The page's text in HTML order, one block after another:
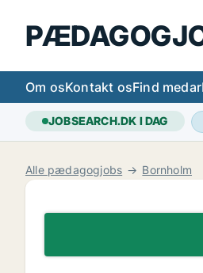
Om osKontakt osFind
JOBSEARCH.DK I DAG
Alle pædagogjobs Bornholm